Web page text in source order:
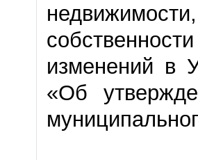
изменений в
«Об